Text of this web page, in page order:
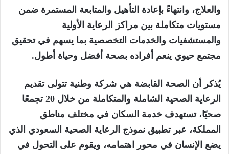
والعلاج، وانتهاءً بإعادة التأهيل والمتابعة المستمرة ضمن
مستويات متكاملة بين مراكز الرعاية الأولية
والمستشفيات والخدمات التخصصية بما يسهم في تحقيق
مجتمع حيوي ينعم أفراده بصحة أفضل وحياة أطول.
يُذكر أن الصحة القابضة هي شركة وطنية تتولى تقديم
الرعاية الصحية الشاملة والمتكاملة من خلال 20 تجمعًا
صحيًا، تستهدف خدمة السكان في مختلف مناطق
المملكة، عبر تطبيق نموذج الرعاية الصحية السعودي الذي
يضع الإنسان في محور اهتمامه، ويقوم على التحول في